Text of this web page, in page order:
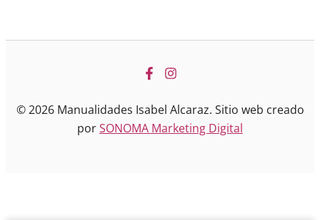
© 2026 Manualidades Isabel Alcaraz. Sitio web creado
porSONOMA Marketing Digital